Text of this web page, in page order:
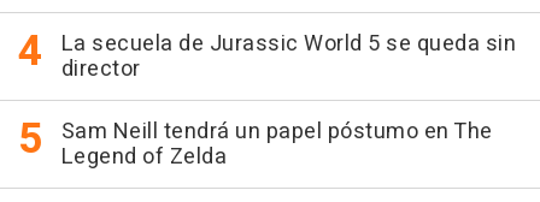
La secuela de Jurassic World 5 se queda sin
director
Sam Neill tendrá un papel póstumo en The
Legend of Zelda